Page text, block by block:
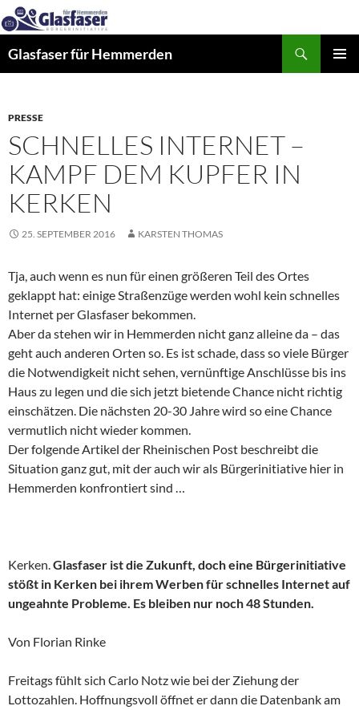
Zum
Inhalt
springen
Glasfaser für Hemmerden
PRESSE
SCHNELLES INTERNET –
KAMPF DEM KUPFER IN
KERKEN
25. SEPTEMBER 2016 KARSTEN THOMAS
Tja, auch wenn es nun für einen größeren Teil des Ortes
geklappt hat: einige Straßenzüge werden wohl kein schnelles
Internet per Glasfaser bekommen.
Aber da stehen wir in Hemmerden nicht ganz alleine da – das
geht auch anderen Orten so. Es ist schade, dass so viele Bürger
die Notwendigkeit nicht sehen, vernünftige Anschlüsse bis ins
Haus zu legen und die sich jetzt bietende Chance nicht richtig
einschätzen. Die nächsten 20-30 Jahre wird so eine Chance
vermutlich nicht wieder kommen.
Der folgende Artikel der Rheinischen Post beschreibt die
Situation ganz gut, mit der auch wir als Bürgerinitiative hier in
Hemmerden konfrontiert sind …
Kerken.Glasfaser ist die Zukunft, doch eine Bürgerinitiative
stößt in Kerken bei ihrem Werben für schnelles Internet auf
ungeahnte Probleme. Es bleiben nur noch 48 Stunden.
Von Florian Rinke
Freitags fühlt sich Carlo Notz wie bei der Ziehung der
Lottozahlen. Hoffnungsvoll öffnet er dann die Datenbank am